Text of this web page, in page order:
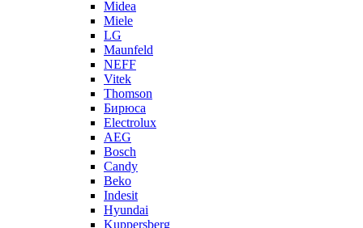
Midea
Miele
LG
Maunfeld
NEFF
Vitek
Thomson
Бирюса
Electrolux
AEG
Bosch
Candy
Beko
Indesit
Hyundai
Kuppersberg